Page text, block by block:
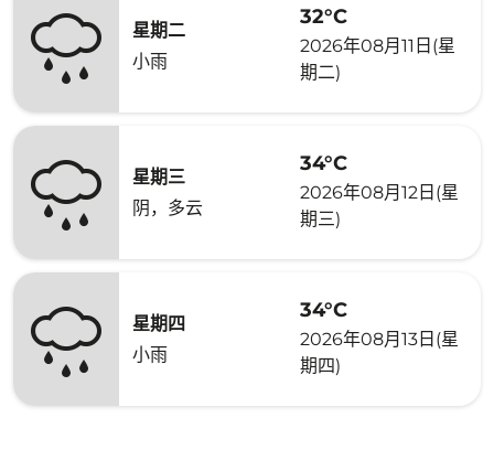
星期二
小雨
32°C
2026年08月11日(星
期二)
星期三
阴，多云
34°C
2026年08月12日(星
期三)
星期四
小雨
34°C
2026年08月13日(星
期四)